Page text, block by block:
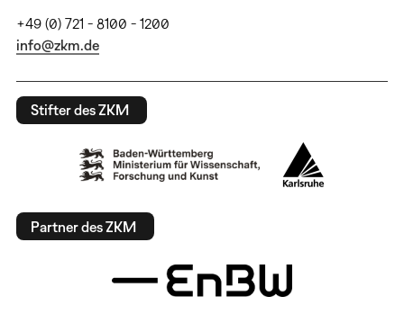
+49 (0) 721 - 8100 - 1200
info@zkm.de
Stifter des ZKM
Partner des ZKM